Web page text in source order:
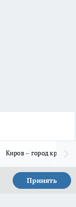
Киров – город
Принять